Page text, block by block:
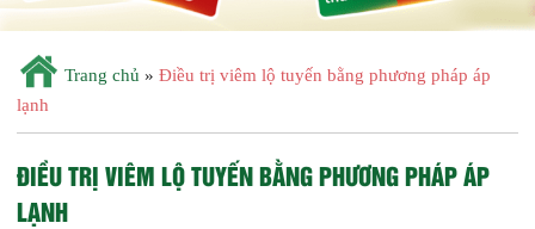
Trang chủ » Điều trị viêm lộ tuyến bằng phương pháp áp
lạnh
ĐIỀU TRỊ VIÊM LỘ TUYẾN BẰNG PHƯƠNG PHÁP ÁP
LẠNH